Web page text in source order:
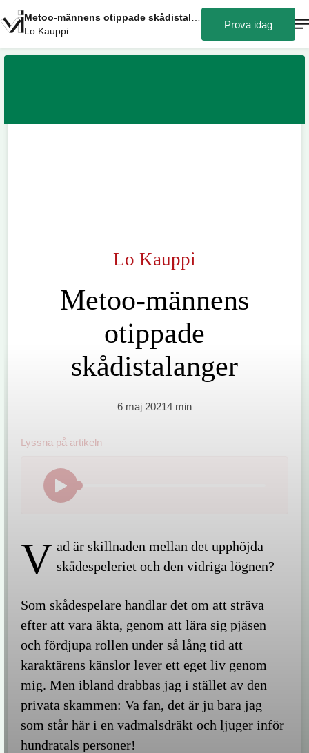
Lo Kauppi
Prova idag
Lo Kauppi
Metoo-männens
otippade
skådistalanger
6 maj 20214 min
Lyssna på artikeln
V ad är skillnaden mellan det upphöjda
skådespeleriet och den vidriga lögnen?
Som skådespelare handlar det om att sträva
efter att vara äkta, genom att lära sig pjäsen
och fördjupa rollen under så lång tid att
karaktärens känslor lever ett eget liv genom
mig. Men ibland drabbas jag i stället av den
privata skammen: Va fan, det är ju bara jag
som står här i en vadmalsdräkt och ljuger inför
hundratals personer!